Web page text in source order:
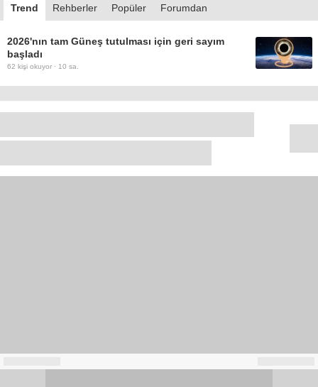
Trend Rehberler Popüler Forumdan
2026'nın tam Güneş tutulması için geri sayım
başladı
62 kişi okuyor · 10 sa.